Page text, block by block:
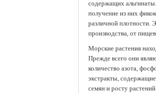
содержащих
получение из них
различной плотности.
производства, от
Морские растения
Прежде всего они
количество азота,
экстракты,
семян и росту